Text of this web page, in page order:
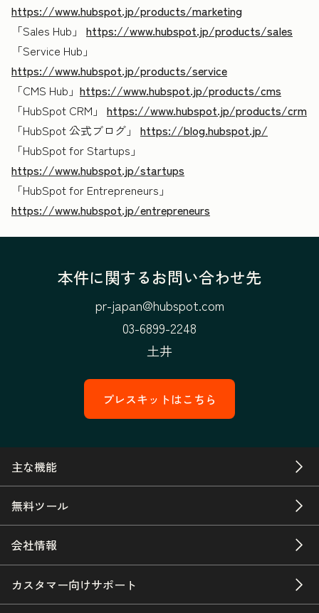
https://www.hubspot.jp/products/marketing
「Sales Hub」 https://www.hubspot.jp/products/sales
「Service Hub」
https://www.hubspot.jp/products/service
「CMS Hub」 https://www.hubspot.jp/products/cms
「HubSpot CRM」 https://www.hubspot.jp/products/crm
「HubSpot 公式ブログ」 https://blog.hubspot.jp/
「HubSpot for Startups」
https://www.hubspot.jp/startups
「HubSpot for Entrepreneurs」
https://www.hubspot.jp/entrepreneurs
本件に関するお問い合わせ先
pr-japan@hubspot.com
03-6899-2248
土井
プレスキットはこちら
主な機能
無料ツール
会社情報
カスタマー向けサポート